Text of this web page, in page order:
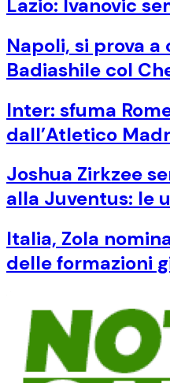
Napoli, si prova a
Badiashile col
Inter: sfuma
dall’Atletico
Joshua Zirkzee
alla Juventus: le
Italia, Zola
delle formazioni